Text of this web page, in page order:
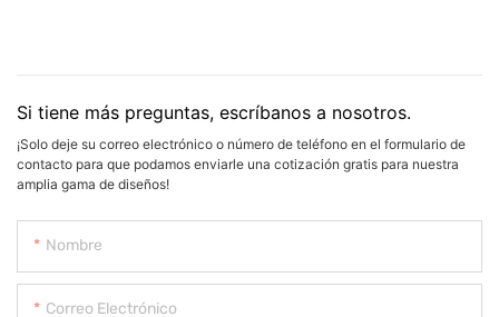
Si tiene más preguntas, escríbanos a nosotros.
¡Solo deje su correo electrónico o número de teléfono en el formulario de
contacto para que podamos enviarle una cotización gratis para nuestra
amplia gama de diseños!
Nombre
Correo Electrónico